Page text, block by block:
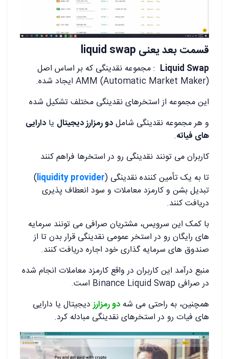
قسمت بعد یعنی liquid swap
Liquid Swap : مجموعه نقدینگی که بر اساس اصل
AMM (Automatic Market Maker) ایجاد شده.
این مجموعه از استخرهای نقدینگی مختلف تشکیل شده
و هر مجموعه نقدینگی شاملدو رمزارز دیجیتال یا دارایی
های فیاته.
کاربران می تونند نقدینگی رو در استخرها فراهم کنند
تا به یک تأمین کننده نقدینگی (liquidity provider
)
تبدیل بشن و کارمزد معاملات و سود انعطاف پذیری
دریافت کنند.
با کمک این سرویس، مشتریان صرافی می تونند سرمایه
های رایگان رو در استخر عمومی نقدینگی قرار بدن تا از
صندوق های سرمایه گذاری خود اجاره دریافت کنند.
منبع درآمد این کاربران در واقع کارمزد معاملات انجام شده
در صرافی Binance Liquid Swap است.
همچنین، به راحتی می شه دو رمزارزدیجیتال یا دارایی
های فیات رو در استخرهای نقدینگی مبادله کرد.